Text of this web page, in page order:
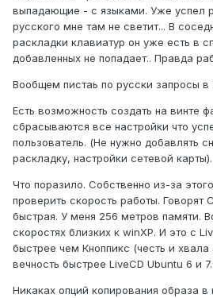
выпадающие - с языками. Уже успел
русского мне там не светит... В
раскладки клавиатур он уже есть в
добавленных не попадает.. Правда
Вообщем пистаь по русски запросы в
Есть возможность создать на винте
сбрасываются все настройки что
пользователь. (Не нужно добавлять
раскладку, настройки сетевой
Что поразило. Собственно из-за
проверить скорость работы. Говорят
быстрая. У меня 256 метров памяти.
скоростях близких к winXP. И это с
быстрее чем Кноппикс (честь и
вечность быстрее LiveCD Ubuntu 6 и 7.
Никаках опций копирования образа в